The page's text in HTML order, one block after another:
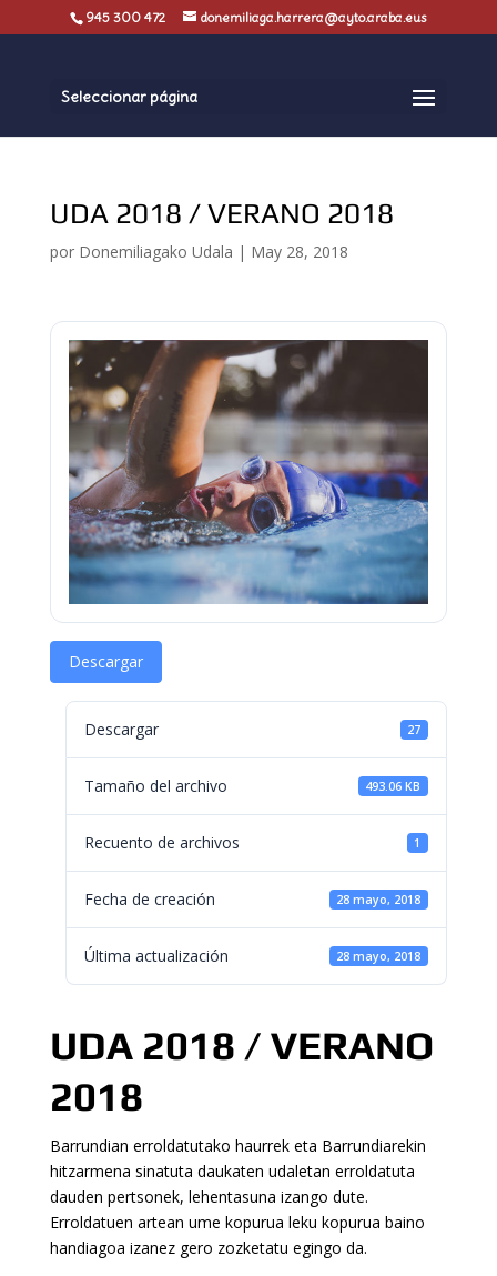
945 300 472 donemiliaga.harrera@ayto.araba.eus
Seleccionar página
UDA 2018 / VERANO 2018
por Donemiliagako Udala | May 28, 2018
Descargar
Descargar 27
Tamaño del archivo 493.06 KB
Recuento de archivos 1
Fecha de creación 28 mayo, 2018
Última actualización 28 mayo, 2018
UDA 2018 / VERANO
2018
Barrundian erroldatutako haurrek eta Barrundiarekin
hitzarmena sinatuta daukaten udaletan erroldatuta
dauden pertsonek, lehentasuna izango dute.
Erroldatuen artean ume kopurua leku kopurua baino
handiagoa izanez gero zozketatu egingo da.